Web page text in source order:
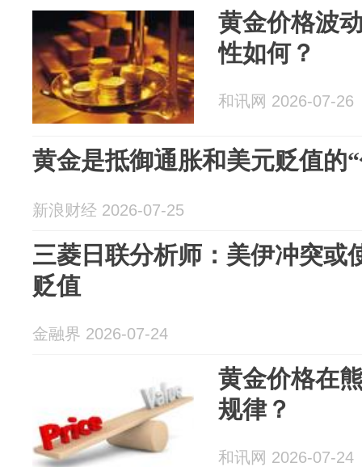
黄金价格波
性如何？
和讯网 2026-07-26
黄金是抵御通胀和美元贬值的
新浪财经 2026-07-25
三菱日联分析师：美伊冲突或
贬值
金融界 2026-07-24
黄金价格在
规律？
和讯网 2026-07-24